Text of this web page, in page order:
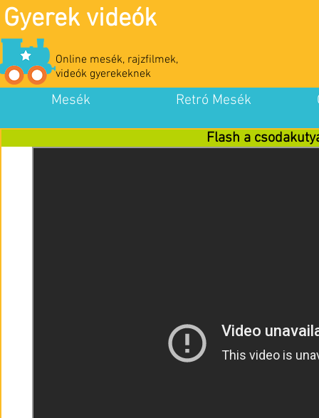
Gyerek videók
Online mesék, rajzfilmek,
videók gyerekeknek
Mesék Retró Mesék
Flash a